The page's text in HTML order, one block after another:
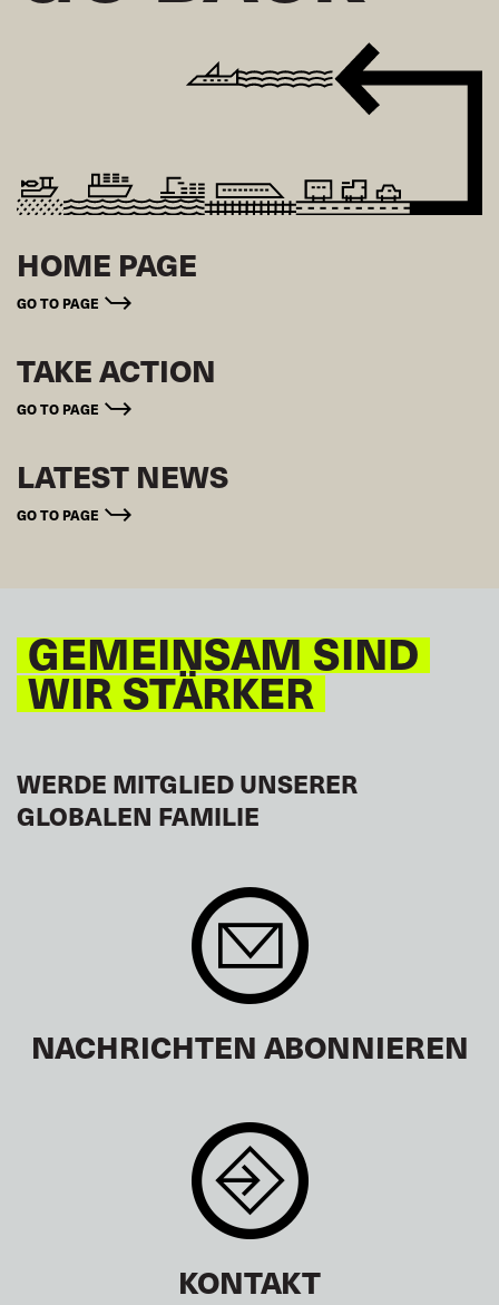
HOME PAGE
GO TO PAGE
TAKE ACTION
GO TO PAGE
LATEST NEWS
GO TO PAGE
GEMEINSAM SIND
WIR STÄRKER
WERDE MITGLIED UNSERER
GLOBALEN FAMILIE
NACHRICHTEN ABONNIEREN
KONTAKT